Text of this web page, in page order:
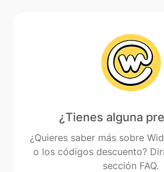
¿Tienes alguna
¿Quieres saber más sobre
o los códigos descuento?
sección FAQ.